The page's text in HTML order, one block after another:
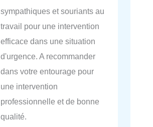
sympathiques et souriants au
travail pour une intervention
efficace dans une situation
d'urgence. A recommander
dans votre entourage pour
une intervention
professionnelle et de bonne
qualité.